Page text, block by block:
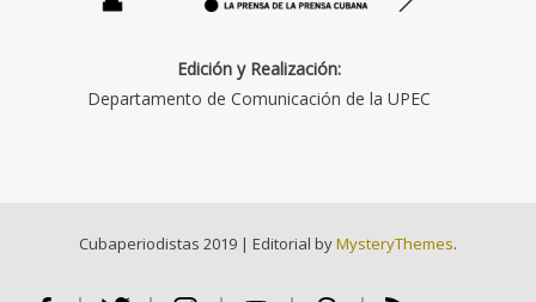
Edición y Realización:
Departamento de Comunicación de la UPEC
Cubaperiodistas 2019 | Editorial byMysteryThemes.